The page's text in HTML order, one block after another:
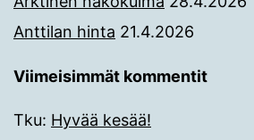
Anttilan hinta 21.4.2026
Viimeisimmät kommentit
Tku: Hyvää kesää!